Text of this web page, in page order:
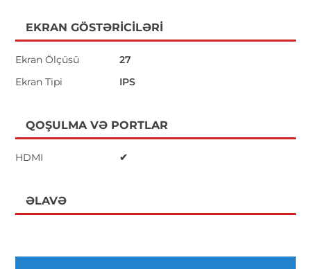
EKRAN GÖSTƏRICILƏRI
Ekran Ölçüsü
27
Ekran Tipi
IPS
QOŞULMA VƏ PORTLAR
HDMI ✔
ƏLAVƏ